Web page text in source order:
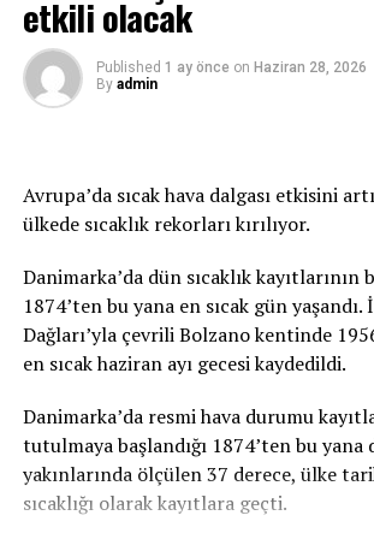
Türk dostluğu ile daha da derinleşen
zenginliğini yansıtan bir buluşma yeri
Irkçı terörü yerinde ve uygun bir şekilde
herkese, Türk ve Türk kökenli Kölnlüler
etmek istiyorum.”
Birlik ve beraberlik mesajı
Köln Büyükşehir Belediye Başkanı
Köln’ün çok kültürlü bir barış şehri
20. yılında açmayı planladıklarını
Keup Caddesi Esnaf İnisiyatifi Başkanı
caddenin girişine yapılması planlanan
etkili olacak
Published 1 ay önce on Haziran 28, 2026
By admin
Avrupa’da sıcak hava dalgası etkisini
ülkede sıcaklık rekorları kırılıyor.
Danimarka’da dün sıcaklık kayıtlarının
1874’ten bu yana en sıcak gün yaşandı.
Dağları’yla çevrili Bolzano kentinde
en sıcak haziran ayı gecesi kaydedildi.
Danimarka’da resmi hava durumu
tutulmaya başlandığı 1874’ten bu yana
yakınlarında ölçülen 37 derece, ülke
sıcaklığı olarak kayıtlara geçti.